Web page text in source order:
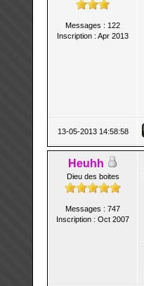
Messages : 122
Inscription : Apr 2013
13-05-2013 14:58:58
Heuhh
Dieu des boites
Messages : 747
Inscription : Oct 2007